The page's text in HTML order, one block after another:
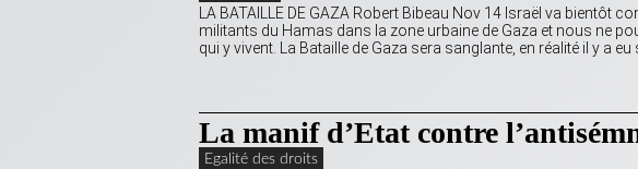
LA BATAILLE DE GAZA Robert Bibeau Nov 14 Israël va bientôt
militants du Hamas dans la zone urbaine de Gaza et nous ne
qui y vivent. La Bataille de Gaza sera sanglante, en réalité il y a
La manif d’Etat contre
Egalité des droits